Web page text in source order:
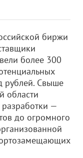
биржи
более 300
рублей. Свыше
области
—
до огромного